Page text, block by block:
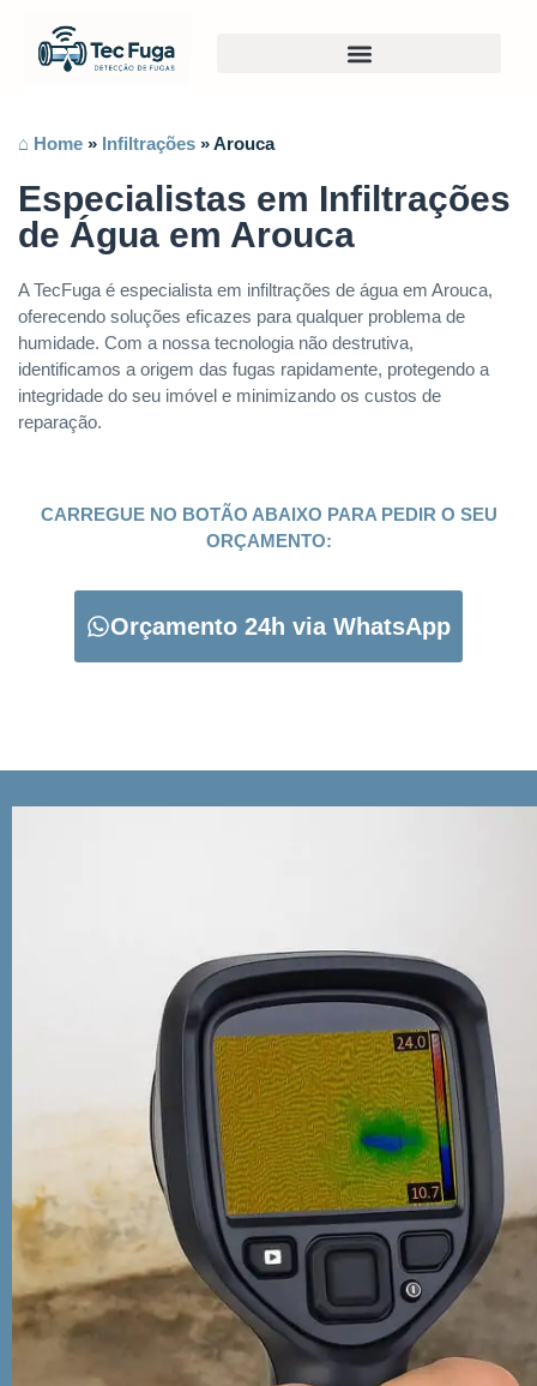
⌂ Home » Infiltrações »Arouca
Especialistas em Infiltrações
de Água em Arouca
A TecFuga é especialista em infiltrações de água em Arouca,
oferecendo soluções eficazes para qualquer problema de
humidade. Com a nossa tecnologia não destrutiva,
identificamos a origem das fugas rapidamente, protegendo a
integridade do seu imóvel e minimizando os custos de
reparação.
CARREGUE NO BOTÃO ABAIXO PARA PEDIR O SEU
ORÇAMENTO:
Orçamento 24h via WhatsApp